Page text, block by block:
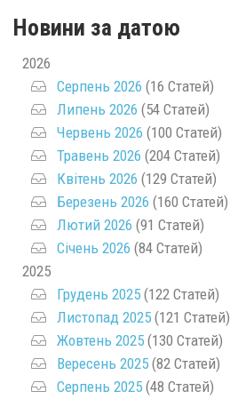
Новини за датою
2026
Серпень 2026 (16 Статей)
Липень 2026 (54 Статей)
Червень 2026 (100 Статей)
Травень 2026 (204 Статей)
Квітень 2026 (129 Статей)
Березень 2026 (160 Статей)
Лютий 2026 (91 Статей)
Січень 2026 (84 Статей)
2025
Грудень 2025 (122 Статей)
Листопад 2025 (121 Статей)
Жовтень 2025 (130 Статей)
Вересень 2025 (82 Статей)
Серпень 2025 (48 Статей)